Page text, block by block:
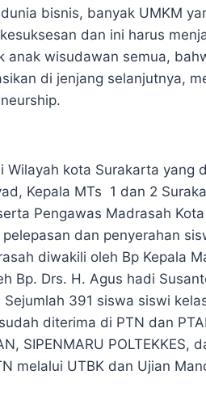
bisnis, banyak UMKM
dan ini harus
anak wisudawan semua,
di jenjang selanjutnya,
kota Surakarta yang
Kepala MTs 1 dan 2
Pengawas Madrasah
dan penyerahan
diwakili oleh Bp Kepala
Bp. Drs. H. Agus hadi
391 siswa siswi
diterima di PTN dan
SIPENMARU POLTEKKES,
melalui UTBK dan Ujian